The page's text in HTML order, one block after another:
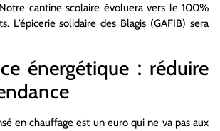
cantine scolaire évoluera vers le 100%
L’épicerie solidaire des Blagis (GAFIB) sera
énergétique : réduire
en chauffage est un euro qui ne va pas aux